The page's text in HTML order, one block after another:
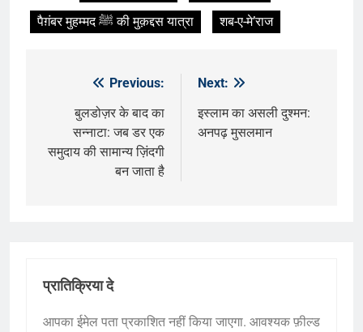
पैग़ंबर मुहम्मद ﷺ की मुक़द्दस यात्रा
शब-ए-मे’राज
नेविगेशन
Previous:
बुलडोज़र के बाद का
सन्नाटा: जब डर एक
समुदाय की सामान्य ज़िंदगी
बन जाता है
Next:
इस्लाम का असली दुश्मन:
अनपढ़ मुसलमान
प्रातिक्रिया दे
आपका ईमेल पता प्रकाशित नहीं किया जाएगा. आवश्यक फ़ील्ड